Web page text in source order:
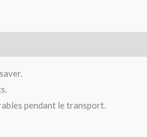
pendant le transport.